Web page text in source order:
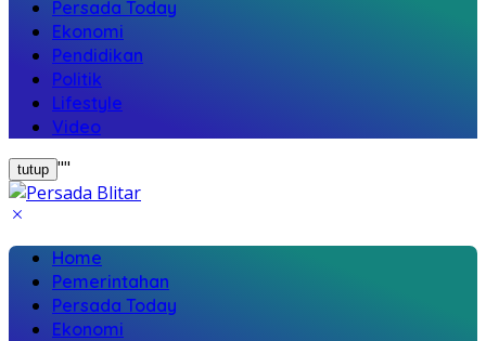
Persada Today
Ekonomi
Pendidikan
Politik
Lifestyle
Video
tutup ""
Home
Pemerintahan
Persada Today
Ekonomi